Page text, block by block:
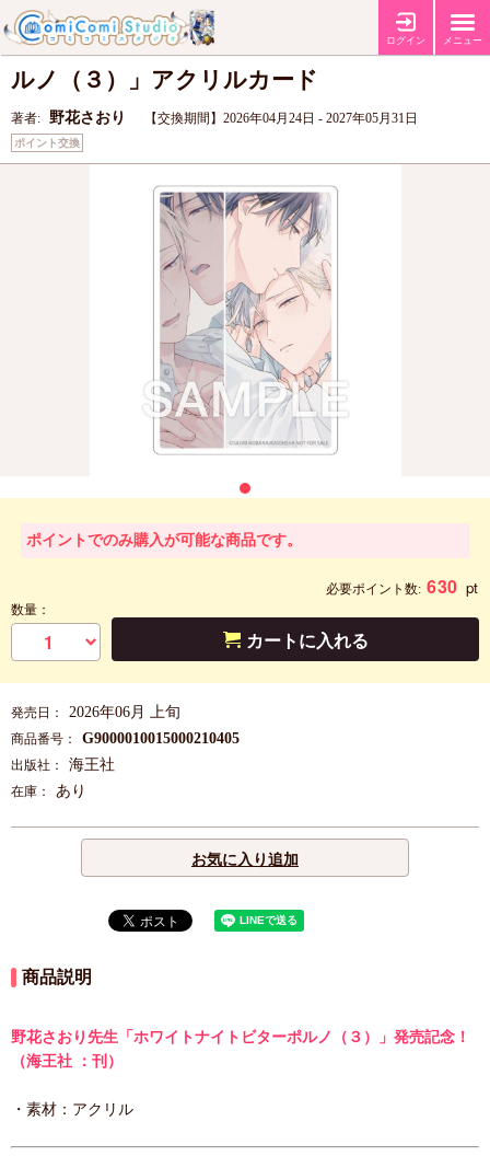
ログイン メニュー
野花さおり先生「ホワイトナイトビターポ
ルノ（３）」アクリルカード
著者: 野花さおり 【交換期間】2026年04月24日 - 2027年05月31日
ポイント交換
ポイントでのみ購入が可能な商品です。
必要ポイント数: 630 pt
数量：
カートに入れる
発売日： 2026年06月 上旬
商品番号： G9000010015000210405
出版社： 海王社
在庫： あり
お気に入り追加
商品説明
野花さおり先生「ホワイトナイトビターポルノ（３）」発売記念！
（海王社 ：刊）
・素材：アクリル